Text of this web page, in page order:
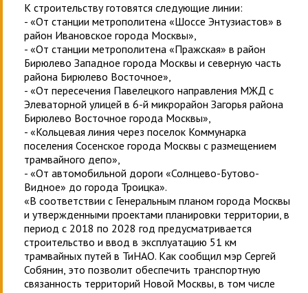
К строительству готовятся следующие линии:
- «От станции метрополитена «Шоссе Энтузиастов» в
район Ивановское города Москвы»,
- «От станции метрополитена «Пражская» в район
Бирюлево Западное города Москвы и северную часть
района Бирюлево Восточное»,
- «От пересечения Павелецкого направления МЖД с
Элеваторной улицей в 6-й микрорайон Загорья района
Бирюлево Восточное города Москвы»,
- «Кольцевая линия через поселок Коммунарка
поселения Сосенское города Москвы с размещением
трамвайного депо»,
- «От автомобильной дороги «Солнцево-Бутово-
Видное» до города Троицка».
«В соответствии с Генеральным планом города Москвы
и утвержденными проектами планировки территории, в
период с 2018 по 2028 год предусматривается
строительство и ввод в эксплуатацию 51 км
трамвайных путей в ТиНАО. Как сообщил мэр Сергей
Собянин, это позволит обеспечить транспортную
связанность территорий Новой Москвы, в том числе